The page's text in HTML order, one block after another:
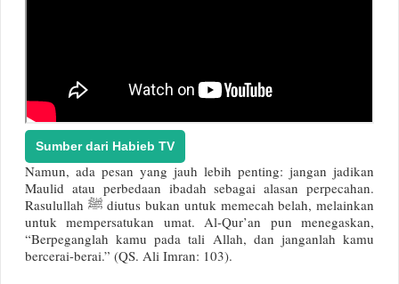
Sumber dari Habieb TV
Namun, ada pesan yang jauh lebih penting: jangan jadikan
Maulid atau perbedaan ibadah sebagai alasan perpecahan.
Rasulullah ﷺ diutus bukan untuk memecah belah, melainkan
untuk mempersatukan umat. Al-Qur’an pun menegaskan,
“Berpeganglah kamu pada tali Allah, dan janganlah kamu
bercerai-berai.” (QS. Ali Imran: 103).